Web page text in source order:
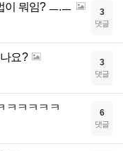
이 뭐임? ㅡ.ㅡ 3
댓글
요? 3
댓글
ㅋㅋㅋㅋㅋ 6
댓글